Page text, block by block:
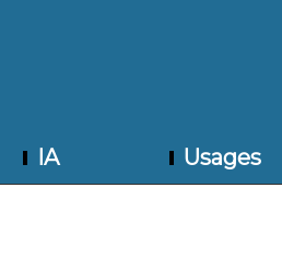
IA Usages